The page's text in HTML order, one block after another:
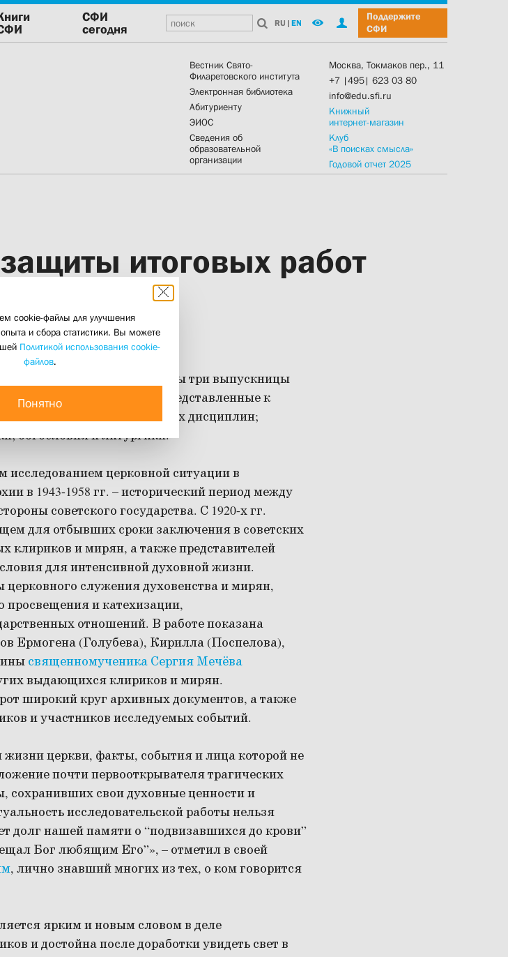
СФИ
сегодня
RU | EN
Поддержите
СФИ
Вестник Свято-
Филаретовского института
Электронная библиотека
Абитуриенту
ЭИОС
Сведения об
образовательной
организации
Москва, Токмаков пер., 11
+7 |495| 623 03 80
info@edu.sfi.ru
Книжный
интернет-магазин
Клуб
«В поисках смысла»
Годовой отчет 2025
итоговых работ
квалификационные работы три выпускницы
института. Представленные к
церковно-исторических дисциплин;
богословия и литургики.
исследованием церковной ситуации в
в 1943-1958 гг. – исторический период между
советского государства. С 1920-х гг.
для отбывших сроки заключения в советских
клириков и мирян, а также представителей
для интенсивной духовной жизни.
служения духовенства и мирян,
просвещения и катехизации,
отношений. В работе показана
Ермогена (Голубева), Кирилла (Поспелова),
священномученика Сергия Мечёва
выдающихся клириков и мирян.
широкий круг архивных документов, а также
и участников исследуемых событий.
жизни церкви, факты, события и лица которой не
почти первооткрывателя трагических
сохранивших свои духовные ценности и
исследовательской работы нельзя
долг нашей памяти о “подвизавшихся до крови”
Бог любящим Его”», – отметил в своей
, лично знавший многих из тех, о ком говорится
ярким и новым словом в деле
и достойна после доработки увидеть свет в
cookie-файлы для улучшения
опыта и сбора статистики. Вы можете
Политикой использования cookie-
файлов.
Понятно